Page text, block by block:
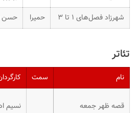
شهرزاد فصل‌های ۱ تا ۳
حمیرا حسن
تئاتر
نام سمت
قصه ظهر جمعه نسیم